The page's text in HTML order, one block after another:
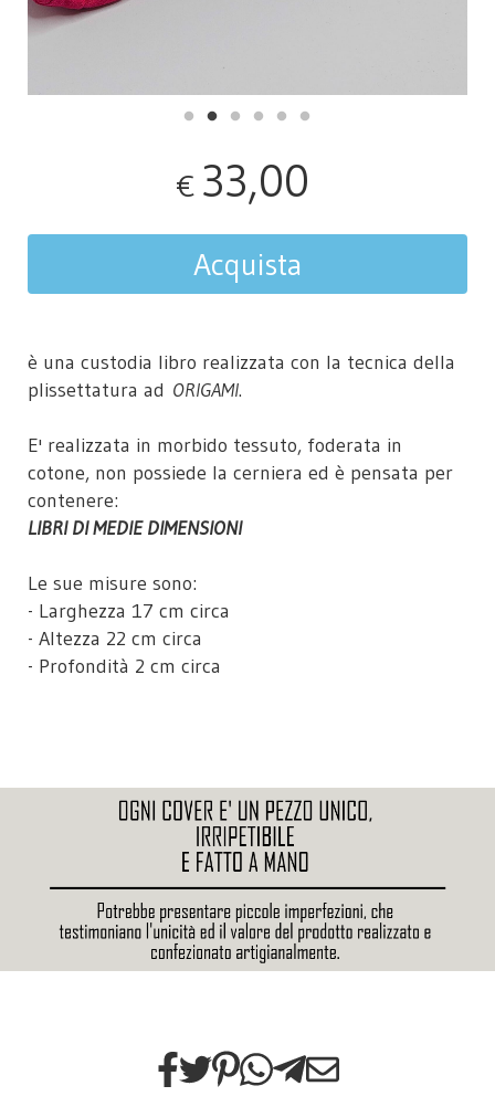
€ 33,00
Acquista
è una custodia libro realizzata con la tecnica della
plissettatura ad ORIGAMI.
E' realizzata in morbido tessuto, foderata in
cotone, non possiede la cerniera ed è pensata per
contenere:
LIBRI DI MEDIE DIMENSIONI
Le sue misure sono:
- Larghezza 17 cm circa
- Altezza 22 cm circa
- Profondità 2 cm circa